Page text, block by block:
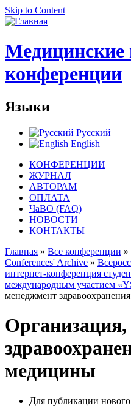
Skip to Content
Медицинские
конференции
Языки
Русский
English
КОНФЕРЕНЦИИ
ЖУРНАЛ
АВТОРАМ
ОПЛАТА
ЧаВО (FAQ)
НОВОСТИ
КОНТАКТЫ
Главная » Все конференции »
Conferences' Archive »
интернет-конференция
международным участием
менеджмент
медицины
Для публикации